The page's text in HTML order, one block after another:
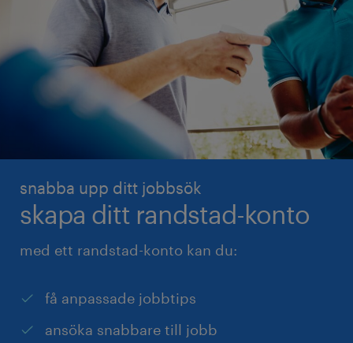
snabba upp ditt jobbsök
skapa ditt randstad-konto
med ett randstad-konto kan du:
få anpassade jobbtips
ansöka snabbare till jobb